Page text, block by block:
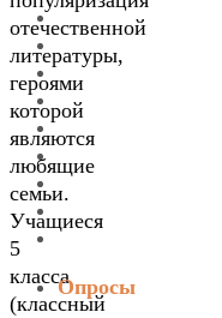
отечественной
литературы,
героями
которой
являются
любящие
семьи.
Учащиеся
5
класса
(классный
Опросы